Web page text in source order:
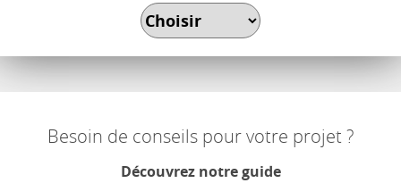
Besoin de conseils pour votre projet ?
Découvrez notre guide